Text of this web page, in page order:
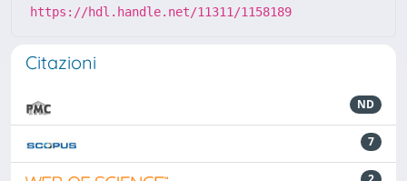
https://hdl.handle.net/11311/1158189
Citazioni
ND
7